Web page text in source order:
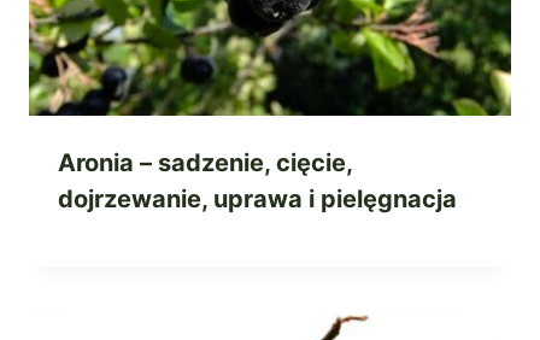
Aronia – sadzenie, cięcie,
dojrzewanie, uprawa i pielęgnacja